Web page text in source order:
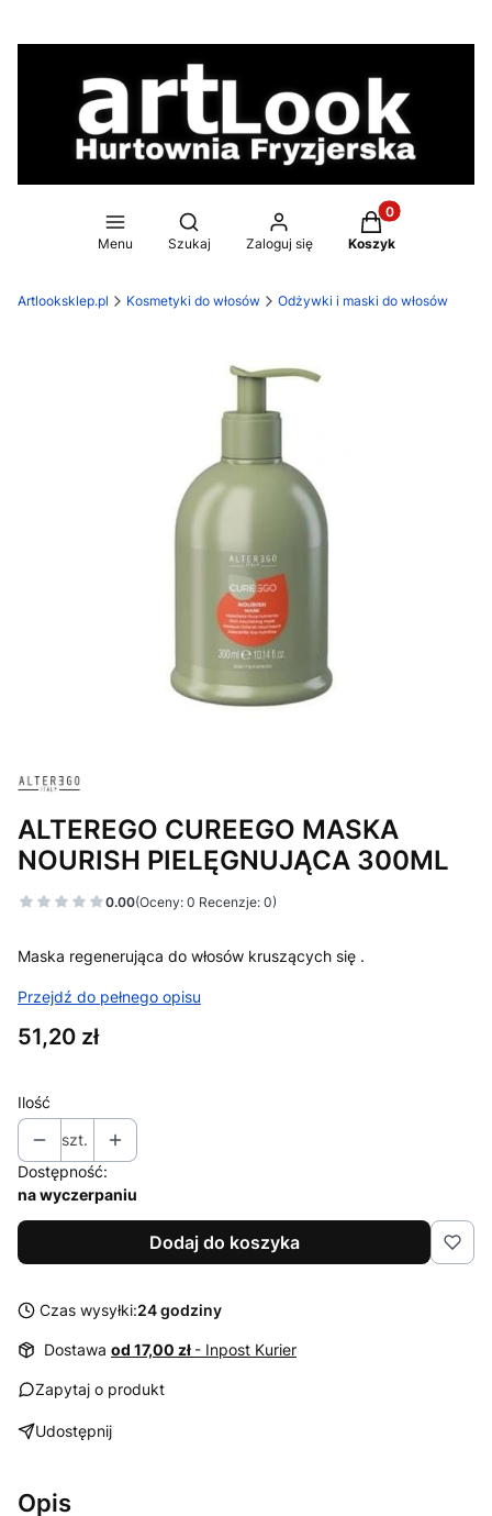
Menu
Otwórz wyszukiwarkę
Szukaj Zaloguj się
Produkty w
Koszyk
Artlooksklep.pl Kosmetyki do włosów Odżywki i maski do włosów
ALTEREGO CUREEGO MASKA
NOURISH PIELĘGNUJĄCA 300ML
0.00(Oceny: 0 Recenzje: 0)
Maska regenerująca do włosów kruszących się .
Przejdź do pełnego opisu
Cena
51,20 zł
Ilość
szt.
Dostępność:
na wyczerpaniu
Dodaj do koszyka
Czas wysyłki:24 godziny
Dostawa od 17,00 zł - Inpost Kurier
Zapytaj o produkt
Udostępnij
Opis